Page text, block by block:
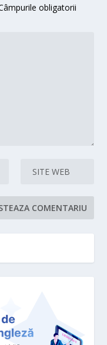
obligatorii